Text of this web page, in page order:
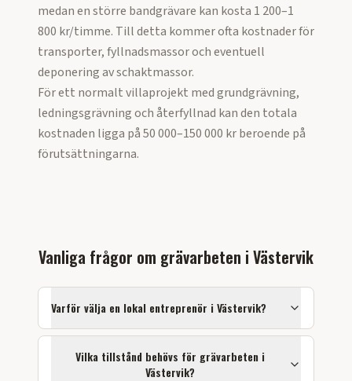
medan en större bandgrävare kan kosta 1 200–1
800 kr/timme. Till detta kommer ofta kostnader för
transporter, fyllnadsmassor och eventuell
deponering av schaktmassor.
För ett normalt villaprojekt med grundgrävning,
ledningsgrävning och återfyllnad kan den totala
kostnaden ligga på 50 000–150 000 kr beroende på
förutsättningarna.
Vanliga frågor om grävarbeten i Västervik
Varför välja en lokal entreprenör i Västervik?
Vilka tillstånd behövs för grävarbeten i
Västervik?